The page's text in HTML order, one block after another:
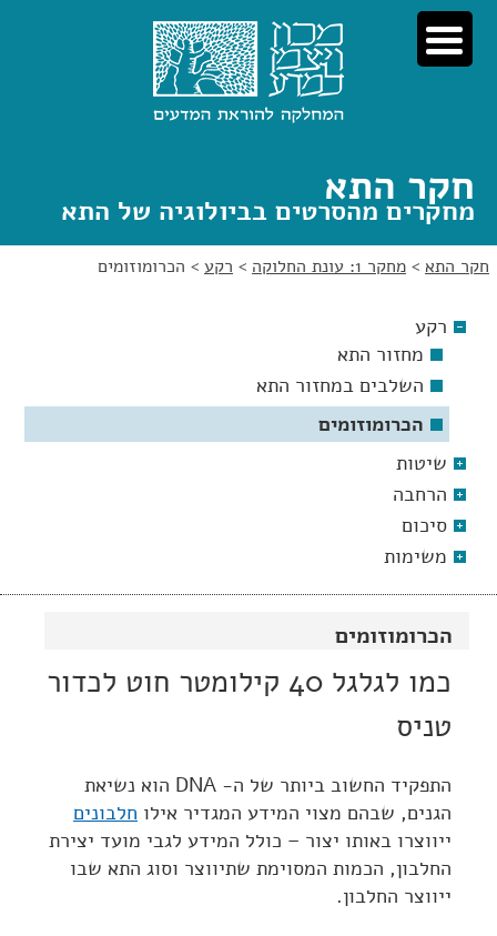
דלג
לתוכן
דלג
לניווט
חקר התא
מחקרים מהסרטים בביולוגיה של התא
חקר התא > מחקר 1: עונת החלוקה > רקע > הכרומוזומים
הכרומוזומים
כמו לגלגל 40 קילומטר חוט לכדור
טניס
התפקיד החשוב ביותר של ה- DNA הוא נשיאת
הגנים, שבהם מצוי המידע המגדיר אילו חלבונים
ייווצרו באותו יצור – כולל המידע לגבי מועד יצירת
החלבון, הכמות המסוימת שתיווצר וסוג התא שבו
ייווצר החלבון.
רקע
מחזור התא
השלבים במחזור התא
הכרומוזומים
שיטות
הרחבה
סיכום
משימות